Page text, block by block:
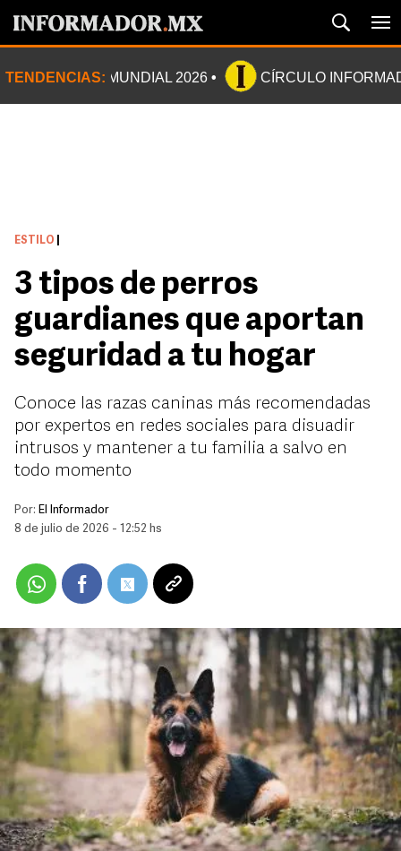
TENDENCIAS: MUNDIAL 2026 CÍRCULO
ESTILO
3 tipos de perros
guardianes que aportan
seguridad a tu hogar
Conoce las razas caninas más recomendadas
por expertos en redes sociales para disuadir
intrusos y mantener a tu familia a salvo en
todo momento
Por: El Informador
8 de julio de 2026 - 12:52 hs